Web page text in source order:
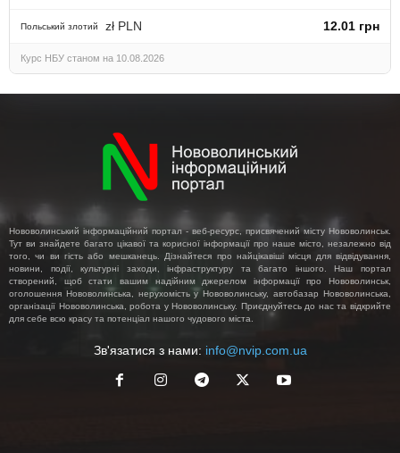
Польський злотий zł PLN 12.01 грн
Курс НБУ станом на 10.08.2026
Нововолинський інформаційний портал - веб-ресурс, присвячений місту Нововолинськ.
Тут ви знайдете багато цікавої та корисної інформації про наше місто, незалежно від
того, чи ви гість або мешканець. Дізнайтеся про найцікавіші місця для відвідування,
новини, події, культурні заходи, інфраструктуру та багато іншого. Наш портал
створений, щоб стати вашим надійним джерелом інформації про Нововолинськ,
оголошення Нововолинська, нерухомість у Нововолинську, автобазар Нововолинська,
організації Нововолинська, робота у Нововолинську. Приєднуйтесь до нас та відкрийте
для себе всю красу та потенціал нашого чудового міста.
Зв'язатися з нами: info@nvip.com.ua